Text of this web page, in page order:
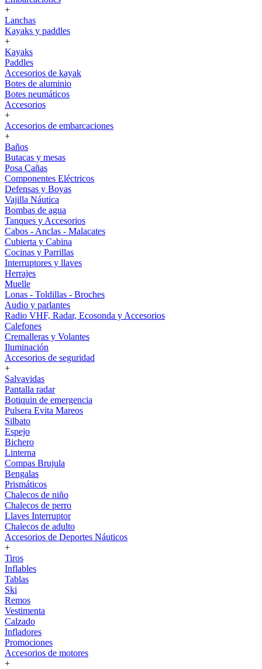
+
Lanchas
Kayaks y paddles
+
Kayaks
Paddles
Accesorios de kayak
Botes de aluminio
Botes neumáticos
Accesorios
+
Accesorios de embarcaciones
+
Baños
Butacas y mesas
Posa Cañas
Componentes Eléctricos
Defensas y Boyas
Vajilla Náutica
Bombas de agua
Tanques y Accesorios
Cabos - Anclas - Malacates
Cubierta y Cabina
Cocinas y Parrillas
Interruptores y llaves
Herrajes
Muelle
Lonas - Toldillas - Broches
Audio y parlantes
Radio VHF, Radar, Ecosonda y Accesorios
Calefones
Cremalleras y Volantes
Iluminación
Accesorios de seguridad
+
Salvavidas
Pantalla radar
Botiquin de emergencia
Pulsera Evita Mareos
Silbato
Espejo
Bichero
Linterna
Compas Brujula
Bengalas
Prismáticos
Chalecos de niño
Chalecos de perro
Llaves Interruptor
Chalecos de adulto
Accesorios de Deportes Náuticos
+
Tiros
Inflables
Tablas
Ski
Remos
Vestimenta
Calzado
Infladores
Promociones
Accesorios de motores
+